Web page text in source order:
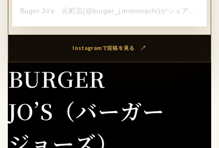
Instagramで投稿を見る
BURGER
JO’S（バーガー